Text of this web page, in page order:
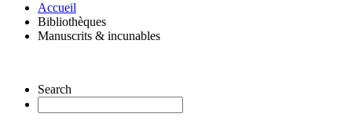
Accueil
Bibliothèques
Manuscrits & incunables
Search